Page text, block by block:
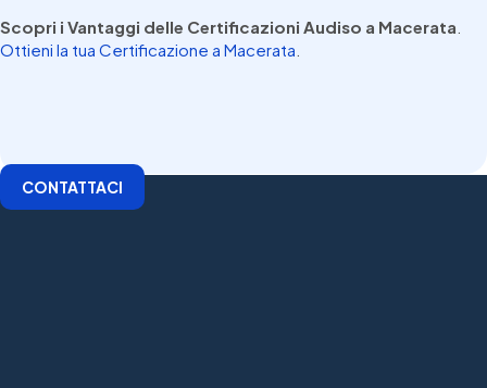
Scopri i Vantaggi delle Certificazioni Audiso a Macerata
Ottieni la tua Certificazione a Macerata
CONTATTACI